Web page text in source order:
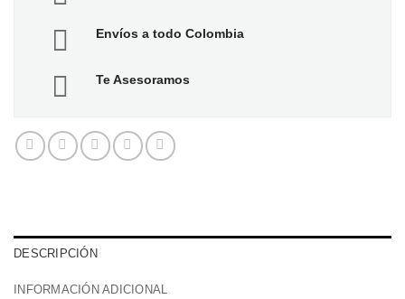
Envíos a todo Colombia
Te Asesoramos
DESCRIPCIÓN
INFORMACIÓN ADICIONAL